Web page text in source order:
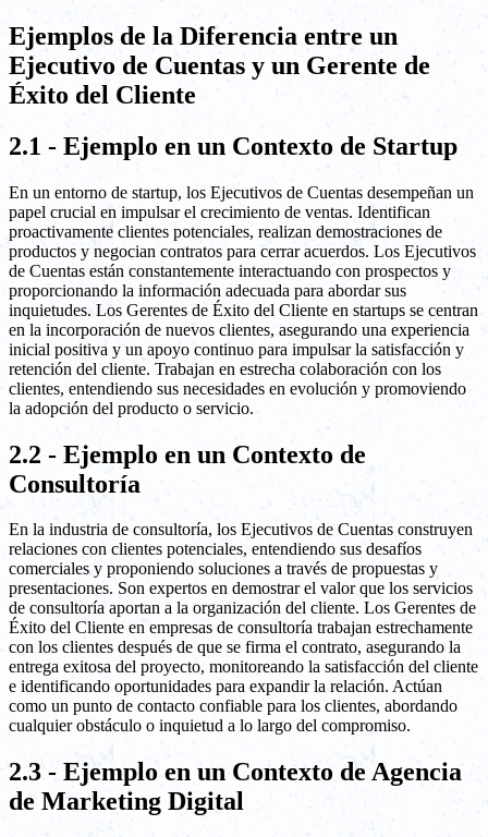
Ejemplos de la Diferencia entre un
Ejecutivo de Cuentas y un Gerente de
Éxito del Cliente
2.1 - Ejemplo en un Contexto de Startup
En un entorno de startup, los Ejecutivos de Cuentas desempeñan un
papel crucial en impulsar el crecimiento de ventas. Identifican
proactivamente clientes potenciales, realizan demostraciones de
productos y negocian contratos para cerrar acuerdos. Los Ejecutivos
de Cuentas están constantemente interactuando con prospectos y
proporcionando la información adecuada para abordar sus
inquietudes. Los Gerentes de Éxito del Cliente en startups se centran
en la incorporación de nuevos clientes, asegurando una experiencia
inicial positiva y un apoyo continuo para impulsar la satisfacción y
retención del cliente. Trabajan en estrecha colaboración con los
clientes, entendiendo sus necesidades en evolución y promoviendo
la adopción del producto o servicio.
2.2 - Ejemplo en un Contexto de
Consultoría
En la industria de consultoría, los Ejecutivos de Cuentas construyen
relaciones con clientes potenciales, entendiendo sus desafíos
comerciales y proponiendo soluciones a través de propuestas y
presentaciones. Son expertos en demostrar el valor que los servicios
de consultoría aportan a la organización del cliente. Los Gerentes de
Éxito del Cliente en empresas de consultoría trabajan estrechamente
con los clientes después de que se firma el contrato, asegurando la
entrega exitosa del proyecto, monitoreando la satisfacción del cliente
e identificando oportunidades para expandir la relación. Actúan
como un punto de contacto confiable para los clientes, abordando
cualquier obstáculo o inquietud a lo largo del compromiso.
2.3 - Ejemplo en un Contexto de Agencia
de Marketing Digital